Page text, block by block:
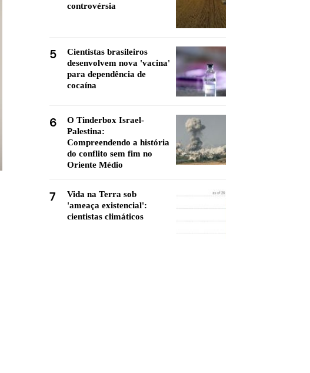
controvérsia
5
Cientistas brasileiros
desenvolvem nova 'vacina'
para dependência de
cocaína
6
O Tinderbox Israel-
Palestina:
Compreendendo a história
do conflito sem fim no
Oriente Médio
7
Vida na Terra sob
'ameaça existencial':
cientistas climáticos